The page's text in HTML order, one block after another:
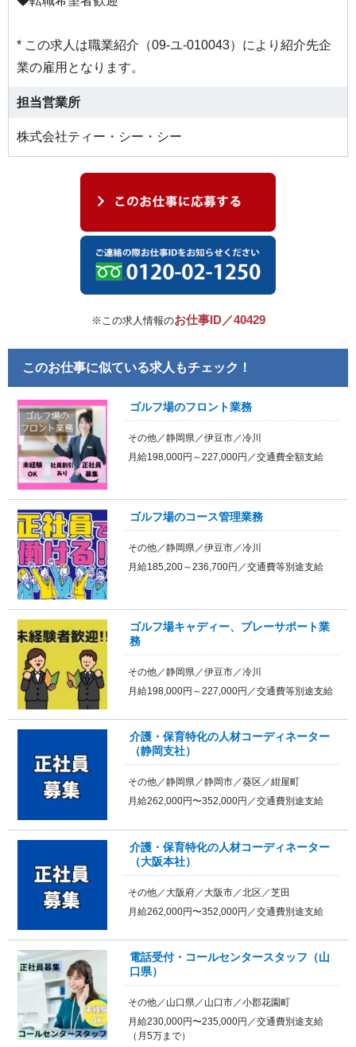
* この求人は職業紹介（09-ユ-010043）により紹介先企
業の雇用となります。
担当営業所
株式会社ティー・シー・シー
※この求人情報のお仕事ID／40429
このお仕事に似ている求人もチェック！
ゴルフ場のフロント業務
その他／静岡県／伊豆市／冷川
月給198,000円～227,000円／交通費全額支給
ゴルフ場のコース管理業務
その他／静岡県／伊豆市／冷川
月給185,200～236,700円／交通費等別途支給
ゴルフ場キャディー、プレーサポート業
務
その他／静岡県／伊豆市／冷川
月給198,000円～227,000円／交通費等別途支給
介護・保育特化の人材コーディネーター
（静岡支社）
その他／静岡県／静岡市／葵区／紺屋町
月給262,000円〜352,000円／交通費別途支給
介護・保育特化の人材コーディネーター
（大阪本社）
その他／大阪府／大阪市／北区／芝田
月給262,000円〜352,000円／交通費別途支給
電話受付・コールセンタースタッフ（山
口県）
その他／山口県／山口市／小郡花園町
月給230,000円〜235,000円／交通費別途支給
（月5万まで）